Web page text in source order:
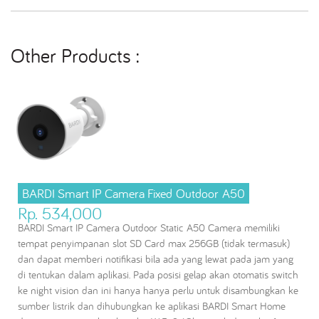
Other Products :
BARDI Smart IP Camera Fixed Outdoor A50
Rp. 534,000
BARDI Smart IP Camera Outdoor Static A50 Camera memiliki
tempat penyimpanan slot SD Card max 256GB (tidak termasuk)
dan dapat memberi notifikasi bila ada yang lewat pada jam yang
di tentukan dalam aplikasi. Pada posisi gelap akan otomatis switch
ke night vision dan ini hanya hanya perlu untuk disambungkan ke
sumber listrik dan dihubungkan ke aplikasi BARDI Smart Home